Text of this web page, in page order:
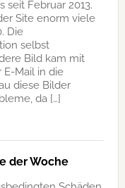
seit Februar 2013.
Site enorm viele
Die
selbst
Bild kam mit
Mail in die
diese Bilder
da […]
der Woche